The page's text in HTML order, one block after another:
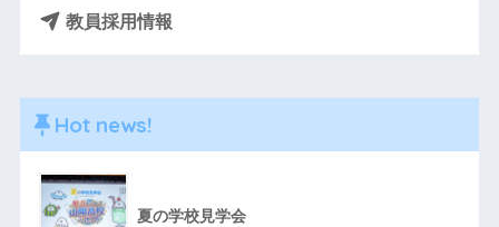
教員採用情報
Hot news!
夏の学校見学会